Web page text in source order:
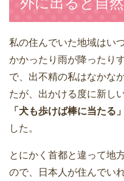
私の住んでいた地域はい
かかったり雨が降ったり
で、出不精の私はなかな
たが、出かける度に新し
「犬も歩けば棒に当たる
した。
とにかく首都と違って地
ので、日本人が住んでい